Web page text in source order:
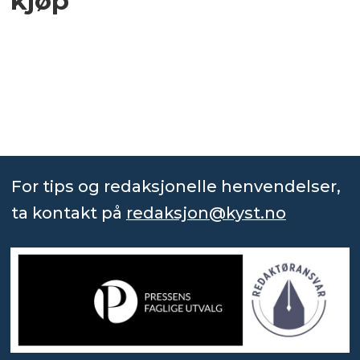
For tips og redaksjonelle henvendelser,
ta kontakt på redaksjon@kyst.no